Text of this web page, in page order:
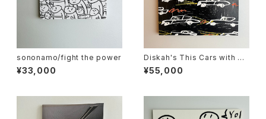
sononamo/fight the power
¥33,000
Diskah's This Cars with So
nonamo
¥55,000